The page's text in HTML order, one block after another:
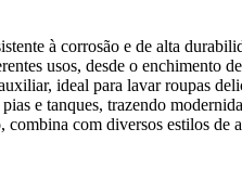
à corrosão e de alta
usos, desde o enchimento
ideal para lavar roupas
e tanques, trazendo
, combina com diversos estilos de